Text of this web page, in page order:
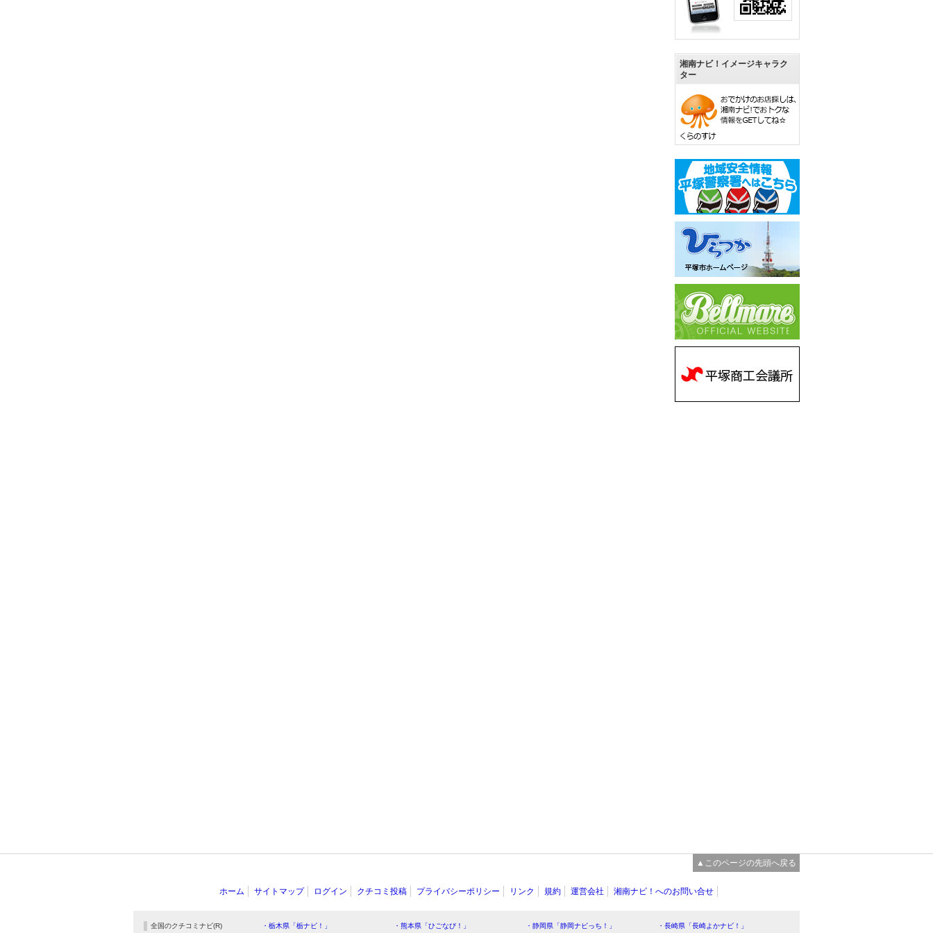
湘南ナビ！イメージキャラク
ター
▲このページの先頭へ戻る
ホーム サイトマップ ログイン クチコミ投稿 プライバシーポリシー リンク 規約 運営会社 湘南ナビ！へのお問い合せ
全国のクチコミナビ(R) ・栃木県「栃ナビ！」 ・熊本県「ひごなび！」 ・静岡県「静岡ナビっち！」 ・長崎県「長崎よかナビ！」